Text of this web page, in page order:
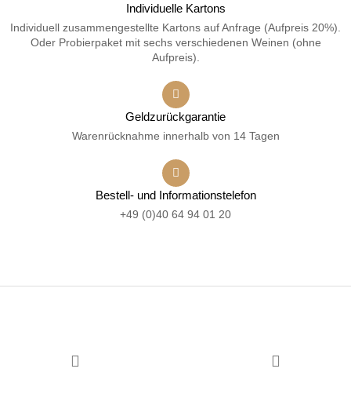
Individuelle Kartons
Individuell zusammengestellte Kartons auf Anfrage (Aufpreis 20%).
Oder Probierpaket mit sechs verschiedenen Weinen (ohne
Aufpreis).
Geldzurückgarantie
Warenrücknahme innerhalb von 14 Tagen
Bestell- und Informationstelefon
+49 (0)40 64 94 01 20